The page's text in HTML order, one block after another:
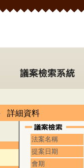
詳細資料
法案名稱
提案日期
會期